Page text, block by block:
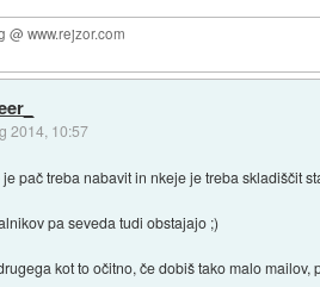
@ www.rejzor.com
2014, 10:57
pač treba nabavit in nkeje je treba skladiščit
pa seveda tudi obstajajo ;)
kot to očitno, če dobiš tako malo mailov,